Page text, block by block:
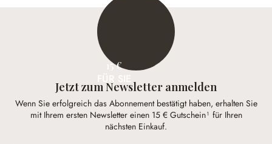
15 €
Jetzt zum Newsletter anmelden
Wenn Sie erfolgreich das Abonnement bestätigt haben, erhalten Sie
mit Ihrem ersten Newsletter einen 15 € Gutschein¹ für Ihren
nächsten Einkauf.